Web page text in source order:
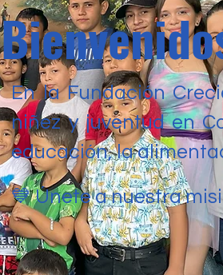
En la Fundación
niñez y juventud en
educación, la
💙 Únete a nuestra